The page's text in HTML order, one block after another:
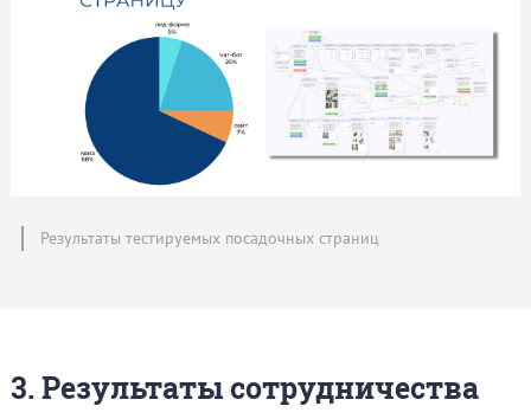
Результаты тестируемых посадочных страниц
3. Результаты сотрудничества